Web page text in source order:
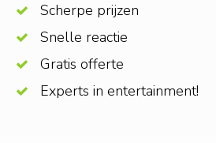
Scherpe prijzen
Snelle reactie
Gratis offerte
Experts in entertainment!